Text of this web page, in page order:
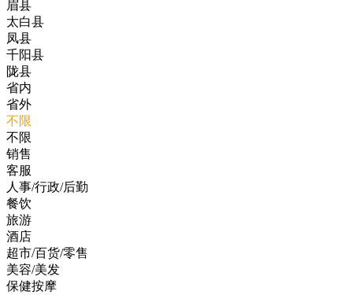
眉县
太白县
凤县
千阳县
陇县
省内
省外
不限
不限
销售
客服
人事/行政/后勤
餐饮
旅游
酒店
超市/百货/零售
美容/美发
保健按摩